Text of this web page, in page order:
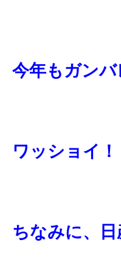
今年もガンバ
ワッショイ！
ちなみに、